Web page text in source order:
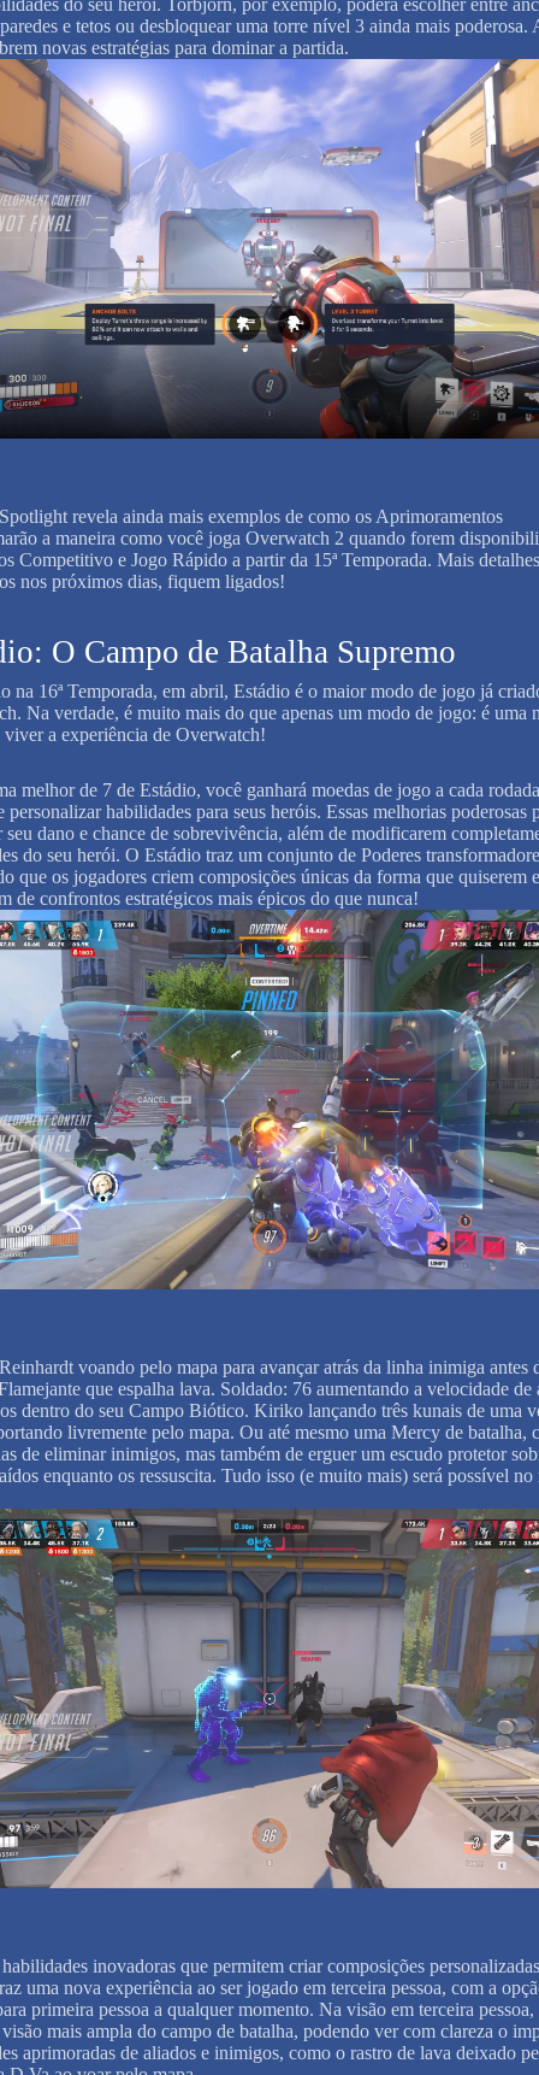
do seu herói. Torbjörn, por exemplo, poderá escolher entre
e tetos ou desbloquear uma torre nível 3 ainda mais poderosa.
novas estratégias para dominar a partida.
revela ainda mais exemplos de como os Aprimoramentos
a maneira como você joga Overwatch 2 quando forem
Competitivo e Jogo Rápido a partir da 15ª Temporada. Mais
nos próximos dias, fiquem ligados!
O Campo de Batalha Supremo
na 16ª Temporada, em abril, Estádio é o maior modo de jogo já
Na verdade, é muito mais do que apenas um modo de jogo: é uma
viver a experiência de Overwatch!
melhor de 7 de Estádio, você ganhará moedas de jogo a cada
personalizar habilidades para seus heróis. Essas melhorias poderosas
seu dano e chance de sobrevivência, além de modificarem
do seu herói. O Estádio traz um conjunto de Poderes
que os jogadores criem composições únicas da forma que quiserem e
de confrontos estratégicos mais épicos do que nunca!
voando pelo mapa para avançar atrás da linha inimiga antes
que espalha lava. Soldado: 76 aumentando a velocidade de
dentro do seu Campo Biótico. Kiriko lançando três kunais de uma
livremente pelo mapa. Ou até mesmo uma Mercy de batalha,
de eliminar inimigos, mas também de erguer um escudo protetor
enquanto os ressuscita. Tudo isso (e muito mais) será possível no
inovadoras que permitem criar composições
uma nova experiência ao ser jogado em terceira pessoa, com a
primeira pessoa a qualquer momento. Na visão em terceira pessoa,
mais ampla do campo de batalha, podendo ver com clareza o
aprimoradas de aliados e inimigos, como o rastro de lava deixado